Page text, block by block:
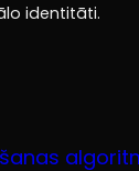
identitāti.